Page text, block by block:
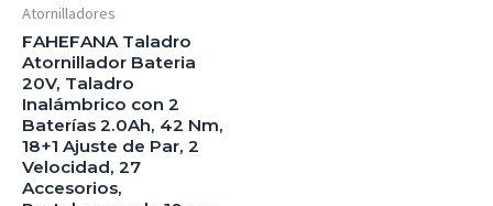
Atornilladores
FAHEFANA Taladro
Atornillador Bateria
20V, Taladro
Inalámbrico con 2
Baterías 2.0Ah, 42 Nm,
18+1 Ajuste de Par, 2
Velocidad, 27
Accesorios,